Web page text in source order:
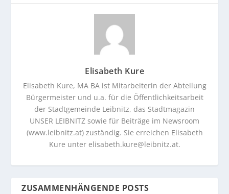
Elisabeth Kure
Elisabeth Kure, MA BA ist Mitarbeiterin der Abteilung
Bürgermeister und u.a. für die Öffentlichkeitsarbeit
der Stadtgemeinde Leibnitz, das Stadtmagazin
UNSER LEIBNITZ sowie für Beiträge im Newsroom
(www.leibnitz.at) zuständig. Sie erreichen Elisabeth
Kure unter elisabeth.kure@leibnitz.at.
ZUSAMMENHÄNGENDE POSTS